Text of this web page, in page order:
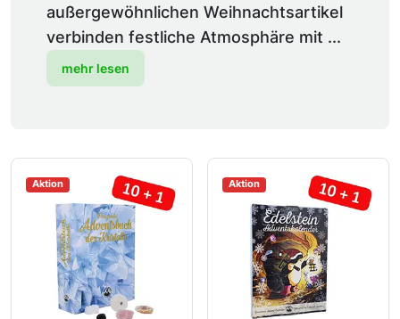
außergewöhnlichen Weihnachtsartikel
verbinden festliche Atmosphäre mit ...
mehr lesen
Aktion Aktion